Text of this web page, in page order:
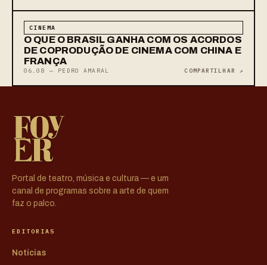
CINEMA
O QUE O BRASIL GANHA COM OS ACORDOS
DE COPRODUÇÃO DE CINEMA COM CHINA E
FRANÇA
06.08 — PEDRO AMARAL COMPARTILHAR ↗
Portal de teatro, música e cultura — e um
canal de programas sobre a arte de quem
faz o palco.
EDITORIAS
Notícias